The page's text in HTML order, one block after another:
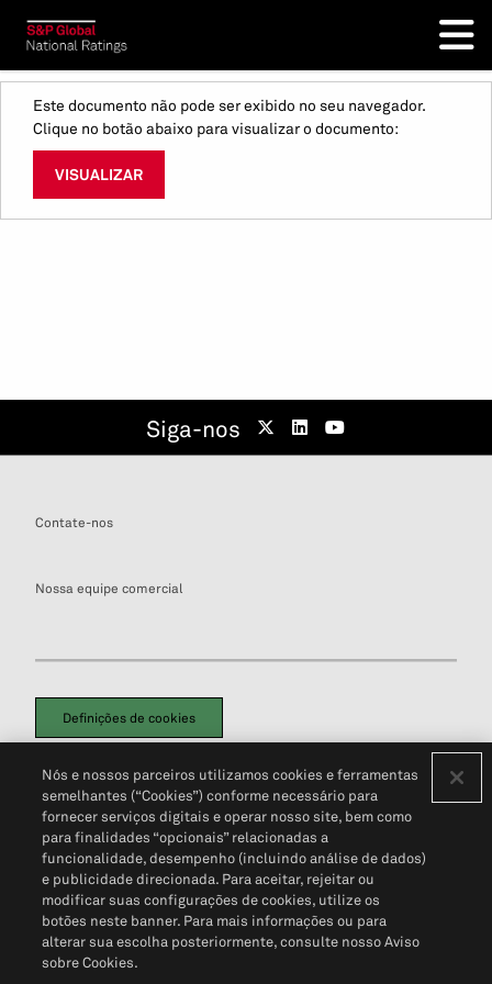
Este documento não pode ser exibido no seu navegador.
Clique no botão abaixo para visualizar o documento:
VISUALIZAR
Siga-nos
Contate-nos
Nossa equipe comercial
Definições de cookies
Política de PrivacidadePortal de privacidade do cliente (em inglês)
Não Venda Minhas Informações Pessoais© 2026 S&P Global
Nós e nossos parceiros utilizamos cookies e ferramentas
semelhantes (“Cookies”) conforme necessário para
fornecer serviços digitais e operar nosso site, bem como
para finalidades “opcionais” relacionadas a
funcionalidade, desempenho (incluindo análise de dados)
e publicidade direcionada. Para aceitar, rejeitar ou
modificar suas configurações de cookies, utilize os
botões neste banner. Para mais informações ou para
alterar sua escolha posteriormente, consulte nosso Aviso
sobre Cookies.